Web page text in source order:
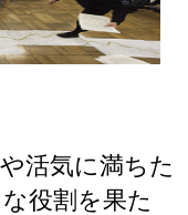
活気に満ちた
役割を果た